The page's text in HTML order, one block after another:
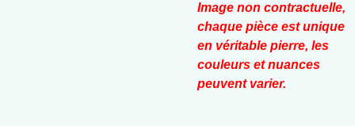
Image non contractuelle,
chaque pièce est unique
en véritable pierre, les
couleurs et nuances
peuvent varier.